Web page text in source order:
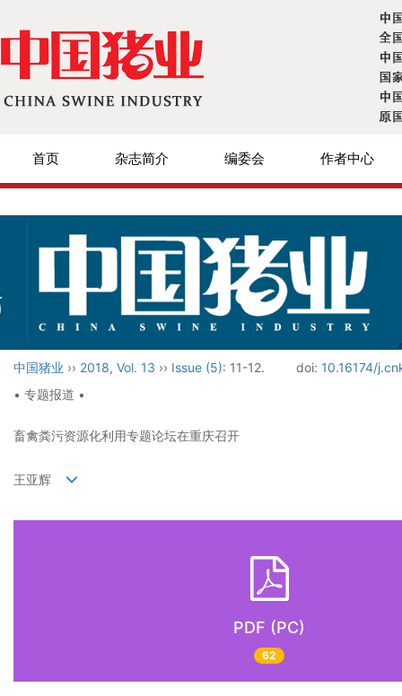
首页 杂志简介 编委会 作者中心
中国猪业 ›› 2018, Vol. 13 ›› Issue (5): 11-12. doi: 10.16174/
• 专题报道 •
畜禽粪污资源化利用专题论坛在重庆召开
王亚辉
PDF (PC)
62